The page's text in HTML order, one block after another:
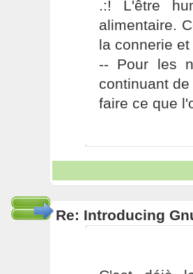
.:! L'être
alimentaire.
la connerie
-- Pour les
continuant
faire ce que
Re: Introducing